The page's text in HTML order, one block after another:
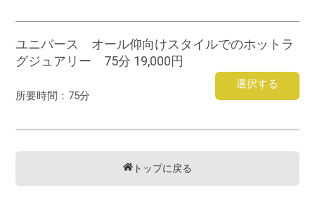
ユニバース オール仰向けスタイルでのホットラ
グジュアリー 75分 19,000円
選択する
所要時間： 75分
トップに戻る